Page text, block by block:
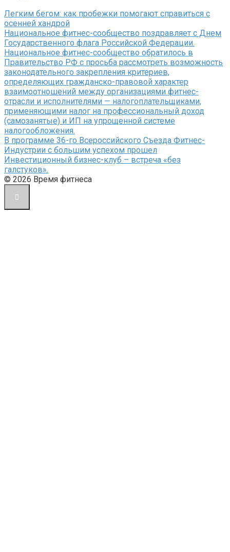
Легким бегом: как пробежки помогают справиться с
осенней хандрой
Национальное фитнес-сообщество поздравляет с Днем
Государственного флага Российской Федерации.
Национальное фитнес-сообщество обратилось в
Правительство РФ с просьба рассмотреть возможность
законодательного закрепления критериев,
определяющих гражданско-правовой характер
взаимоотношений между организациями фитнес-
отрасли и исполнителями — налогоплательщиками,
применяющими налог на профессиональный доход
(самозанятые) и ИП на упрощенной системе
налогообложения.
В программе 36-го Всероссийского Съезда Фитнес-
Индустрии с большим успехом прошел
Инвестиционный бизнес-клуб – встреча «без
галстуков».
© 2026 Время фитнеса